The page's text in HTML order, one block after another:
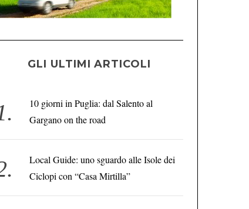
GLI ULTIMI ARTICOLI
10 giorni in Puglia: dal Salento al
Gargano on the road
Local Guide: uno sguardo alle Isole dei
Ciclopi con “Casa Mirtilla”